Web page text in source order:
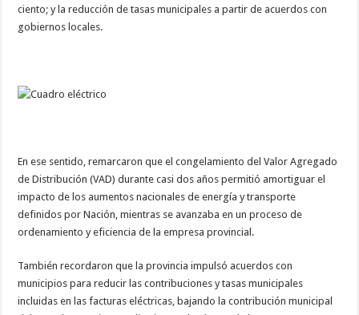
ciento; y la reducción de tasas municipales a partir de acuerdos con
gobiernos locales.
En ese sentido, remarcaron que el congelamiento del Valor Agregado
de Distribución (VAD) durante casi dos años permitió amortiguar el
impacto de los aumentos nacionales de energía y transporte
definidos por Nación, mientras se avanzaba en un proceso de
ordenamiento y eficiencia de la empresa provincial.
También recordaron que la provincia impulsó acuerdos con
municipios para reducir las contribuciones y tasas municipales
incluidas en las facturas eléctricas, bajando la contribución municipal